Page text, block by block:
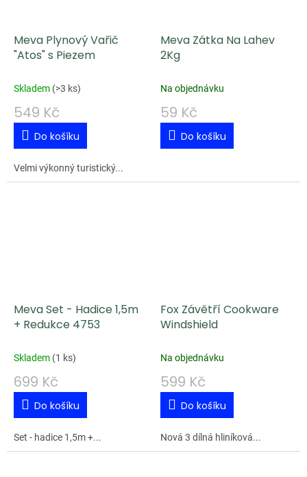
Meva Plynový Vařič
"Atos" s Piezem
Skladem (>3 ks)
549 Kč
Do košíku
Velmi výkonný turistický...
Meva Zátka Na Lahev
2Kg
Na objednávku
59 Kč
Do košíku
Meva Set - Hadice 1,5m
+ Redukce 4753
Skladem (1 ks)
699 Kč
Do košíku
Set - hadice 1,5m +...
Fox Závětří Cookware
Windshield
Na objednávku
599 Kč
Do košíku
Nová 3 dílná hliníková...